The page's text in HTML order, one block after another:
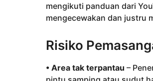
mengikuti panduan dari
mengecewakan dan justru
Risiko
• Area tak terpantau –